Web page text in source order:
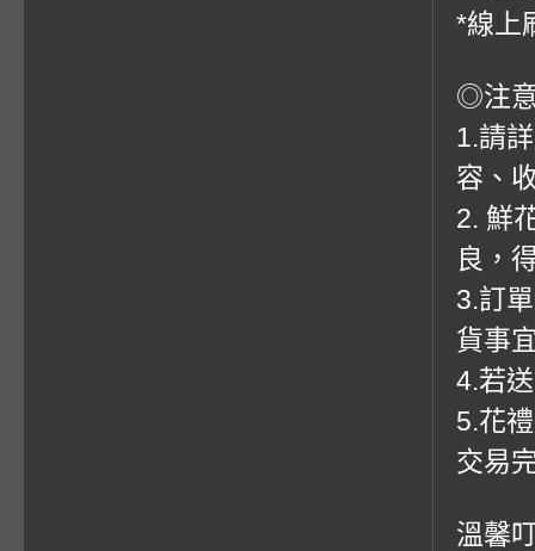
*線上
◎注
1.請
容、
2. 鮮
良，
3.訂
貨事
4.若
5.花
交易
溫馨